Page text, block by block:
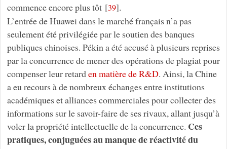
commence encore plus tôt[39].
L’entrée de Huawei dans le marché français n’a pas
seulement été privilégiée par le soutien des banques
publiques chinoises. Pékin a été accusé à plusieurs reprises
par la concurrence de mener des opérations de plagiat pour
compenser leur retarden matière de R&D. Ainsi, la Chine
a eu recours à de nombreux échanges entre institutions
académiques et alliances commerciales pour collecter des
informations sur le savoir-faire de ses rivaux, allant jusqu’à
voler la propriété intellectuelle de la concurrence. Ces
pratiques, conjuguées au manque de réactivité du